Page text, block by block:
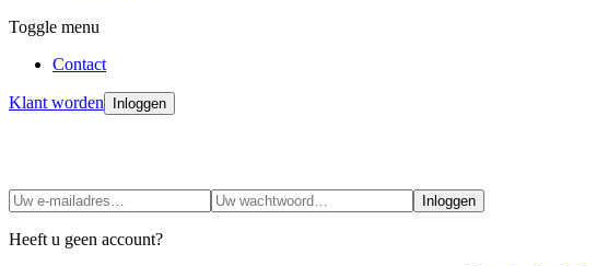
Toggle menu
Contact
Klant worden Inloggen
Inloggen
Heeft u geen account?